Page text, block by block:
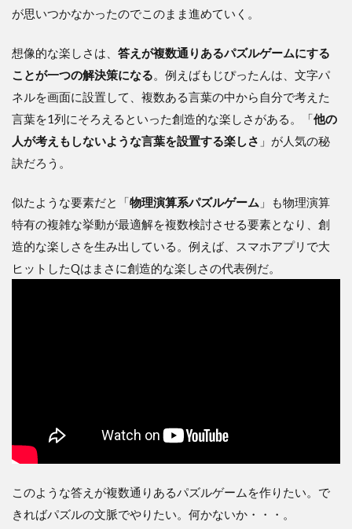
が思いつかなかったのでこのまま進めていく。
想像的な楽しさは、 答えが複数通りあるパズルゲームにする
ことが一つの解決策になる。例えばもじぴったんは、文字パ
ネルを画面に設置して、複数ある言葉の中から自分で考えた
言葉を1列にそろえるといった創造的な楽しさがある。「他の
人が考えもしないような言葉を設置する楽しさ 」が人気の秘
訣だろう。
似たような要素だと「物理演算系パズルゲーム 」も物理演算
特有の複雑な挙動が最適解を複数検討させる要素となり、創
造的な楽しさを生み出している。例えば、スマホアプリで大
ヒットしたQはまさに創造的な楽しさの代表例だ。
このような答えが複数通りあるパズルゲームを作りたい。で
きればパズルの文脈でやりたい。何かないか・・・。